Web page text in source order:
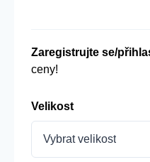
Zaregistrujte se/
ceny!
Velikost
Vybrat velikost